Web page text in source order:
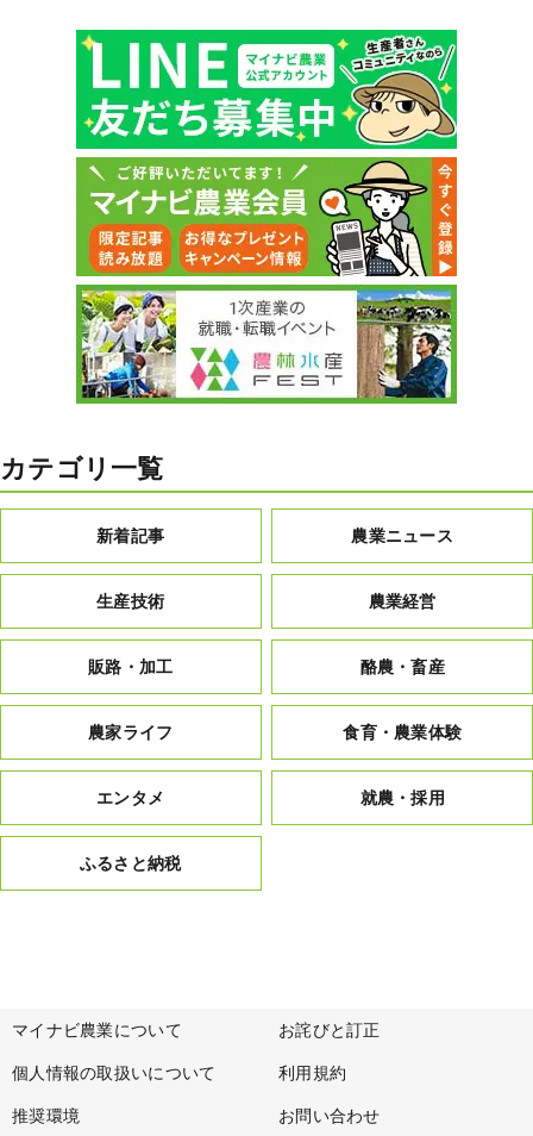
カテゴリ一覧
新着記事 農業ニュース
生産技術 農業経営
販路・加工 酪農・畜産
農家ライフ 食育・農業体験
エンタメ 就農・採用
ふるさと納税
マイナビ農業について お詫びと訂正
個人情報の取扱いについて 利用規約
推奨環境 お問い合わせ